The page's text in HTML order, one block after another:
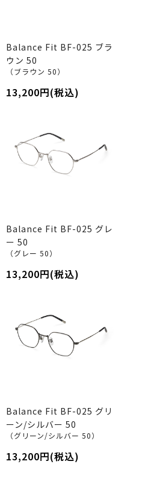
Balance Fit BF-025 ブラ
ウン 50
（ブラウン 50）
13,200円(税込)
Balance Fit BF-025 グレ
ー 50
（グレー 50）
13,200円(税込)
Balance Fit BF-025 グリ
ーン/シルバー 50
（グリーン/シルバー 50）
13,200円(税込)